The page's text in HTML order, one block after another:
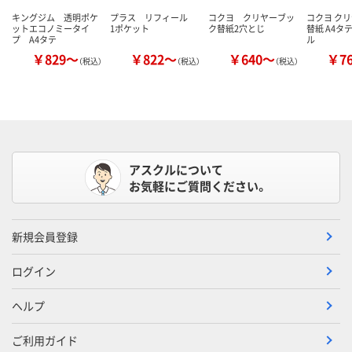
キングジム 透明ポケ
ットエコノミータイ
プ A4タテ
￥829～（税込）
プラス リフィール
1ポケット
￥822～（税込）
コクヨ クリヤーブッ
ク替紙2穴とじ
￥640～（税込）
コクヨ ク
替紙 A4タ
ル
￥
アスクルについて
お気軽にご質問ください。
新規会員登録
ログイン
ヘルプ
ご利用ガイド